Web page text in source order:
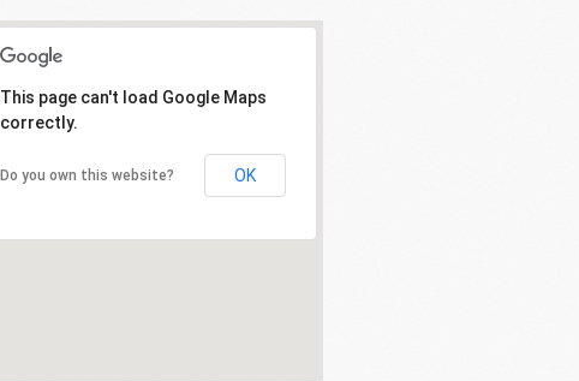
This page can't load Google Maps
correctly.
Do you own this website? OK